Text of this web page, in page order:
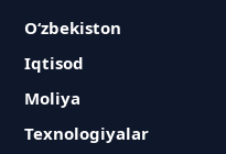
O‘zbekiston
Iqtisod
Moliya
Texnologiyalar